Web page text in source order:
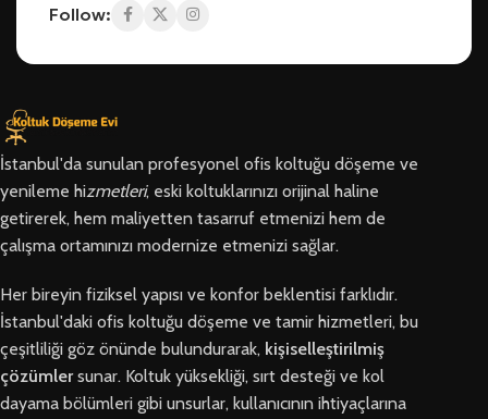
Follow:
İstanbul'da sunulan profesyonel ofis koltuğu döşeme ve
yenileme hizmetleri, eski koltuklarınızı orijinal haline
getirerek, hem maliyetten tasarruf etmenizi hem de
çalışma ortamınızı modernize etmenizi sağlar.
Her bireyin fiziksel yapısı ve konfor beklentisi farklıdır.
İstanbul'daki ofis koltuğu döşeme ve tamir hizmetleri, bu
çeşitliliği göz önünde bulundurarak, kişiselleştirilmiş
çözümlersunar. Koltuk yüksekliği, sırt desteği ve kol
dayama bölümleri gibi unsurlar, kullanıcının ihtiyaçlarına